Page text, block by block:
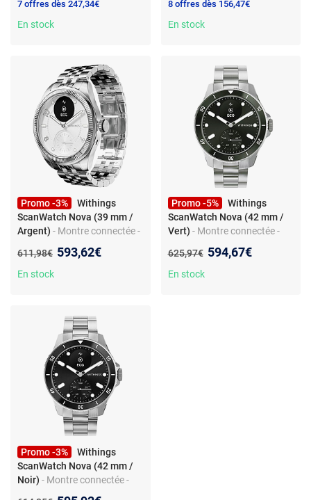
Energy - autonomie 30 jours
7 offres dès 247,34€
En stock
Bluetooth Low Energy -
autonomie 30 jours
8 offres dès 156,47€
En stock
Promo -3%
Withings
ScanWatch Nova (39 mm /
Argent) - Montre connectée -
écran OLED 0.63" - capteur
PPG - suivi cardiovasculaire -
Ancien prix :
611,98€ Nouveau prix :
593,62€
En stock
Promo -5%
Withings
ScanWatch Nova (42 mm /
Vert) - Montre connectée -
PPG - suivi cardiovasculaire -
Bluetooth Low Energy -
Ancien prix :
625,97€ Nouveau prix :
594,67€
En stock
Promo -3%
Withings
ScanWatch Nova (42 mm /
Noir) - Montre connectée -